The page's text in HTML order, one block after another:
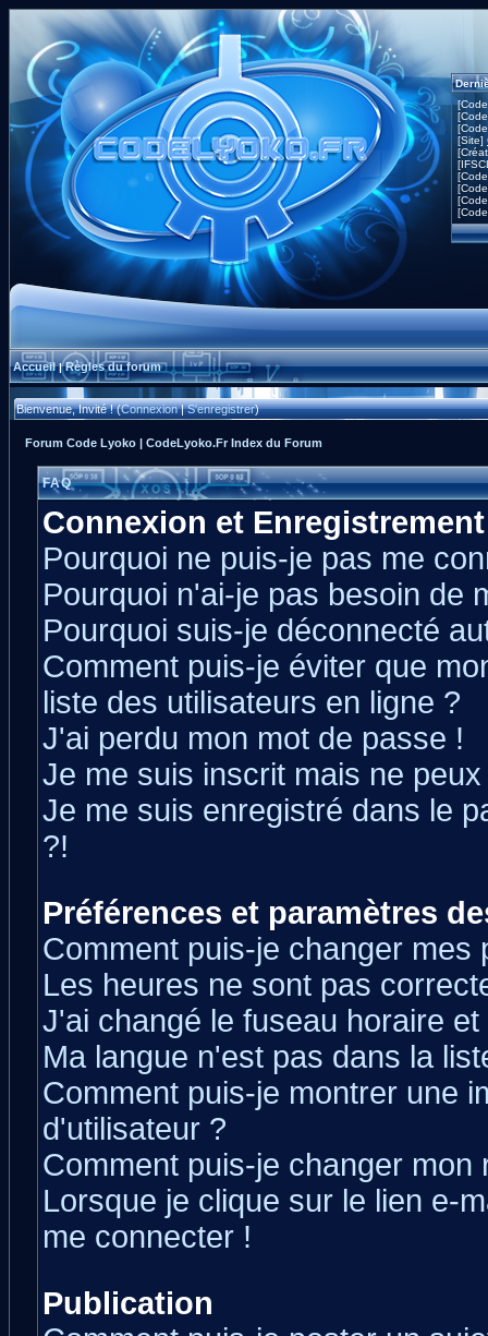
[Site]
Accueil|Règles du forum
Bienvenue, Invité ! (Connexion|S'enregistrer)
Forum Code Lyoko | CodeLyoko.Fr Index du Forum
FAQ
Connexion et Enregistrement
Pourquoi ne puis-je pas me
Pourquoi n'ai-je pas besoin de
Pourquoi suis-je déconnecté
Comment puis-je éviter que
liste des utilisateurs en ligne ?
J'ai perdu mon mot de passe !
Je me suis inscrit mais ne
Je me suis enregistré dans le
?!
Préférences et paramètres
Comment puis-je changer mes
Les heures ne sont pas
J'ai changé le fuseau horaire
Ma langue n'est pas dans la
Comment puis-je montrer une
d'utilisateur ?
Comment puis-je changer mon
Lorsque je clique sur le lien e-
me connecter !
Publication